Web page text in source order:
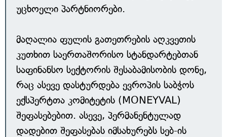
უცხოელი პარტნიორები.
მაღალია ფულის გათეთრების აღკვეთის
კუთხით საერთაშორისო სტანდარტებთან
საფინანსო სექტორის შესაბამისობის დონე,
რაც ასევე დასტურდება ევროპის საბჭოს
ექსპერტთა კომიტეტის (MONEYVAL)
შეფასებებით. ასევე, პერმანენტულად
დადებით შეფასებას იმსახურებს სებ-ის